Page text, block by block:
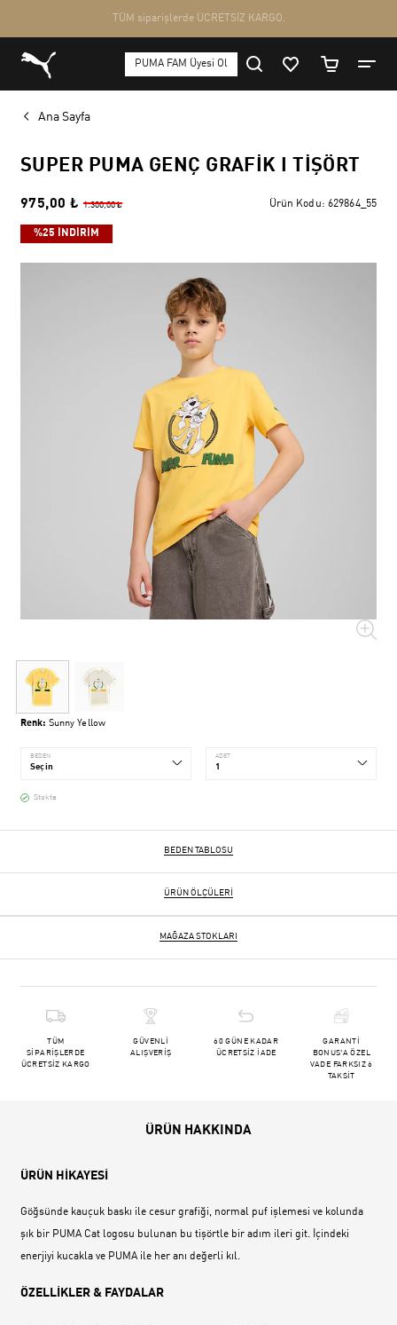
Ana Sayfa
SUPER PUMA GENÇ GRAFIK I TIŞÖRT
975,00 ₺ 1.300,00 ₺ Ürün Kodu: 629864_55
%25 İNDİRİM
Renk: Sunny Yellow
BEDEN ADET
Stokta
BEDEN TABLOSU
ÜRÜN ÖLÇÜLERI
MAĞAZA STOKLARI
TÜM
SİPARİŞLERDE
ÜCRETSİZ KARGO
GÜVENLİ
ALIŞVERİŞ
60 GÜNE KADAR
ÜCRETSİZ İADE
GARANTİ
BONUS'A ÖZEL
VADE FARKSIZ 6
TAKSİT
ÜRÜN HAKKINDA
ÜRÜN HİKAYESİ
Göğsünde kauçuk baskı ile cesur grafiği, normal puf işlemesi ve kolunda
şık bir PUMA Cat logosu bulunan bu tişörtle bir adım ileri git. İçindeki
enerjiyi kucakla ve PUMA ile her anı değerli kıl.
ÖZELLİKLER & FAYDALAR